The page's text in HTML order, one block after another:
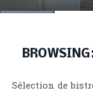
Sélection de